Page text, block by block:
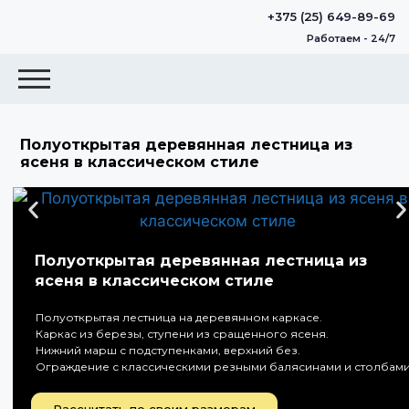
+375 (25) 649-89-69
Работаем - 24/7
Полуоткрытая деревянная лестница из
ясеня в классическом стиле
Полуоткрытая деревянная лестница из
ясеня в классическом стиле
Полуоткрытая лестница на деревянном каркасе.
Каркас из березы, ступени из сращенного ясеня.
Нижний марш с подступенками, верхний без.
Ограждение с классическими резными балясинами и